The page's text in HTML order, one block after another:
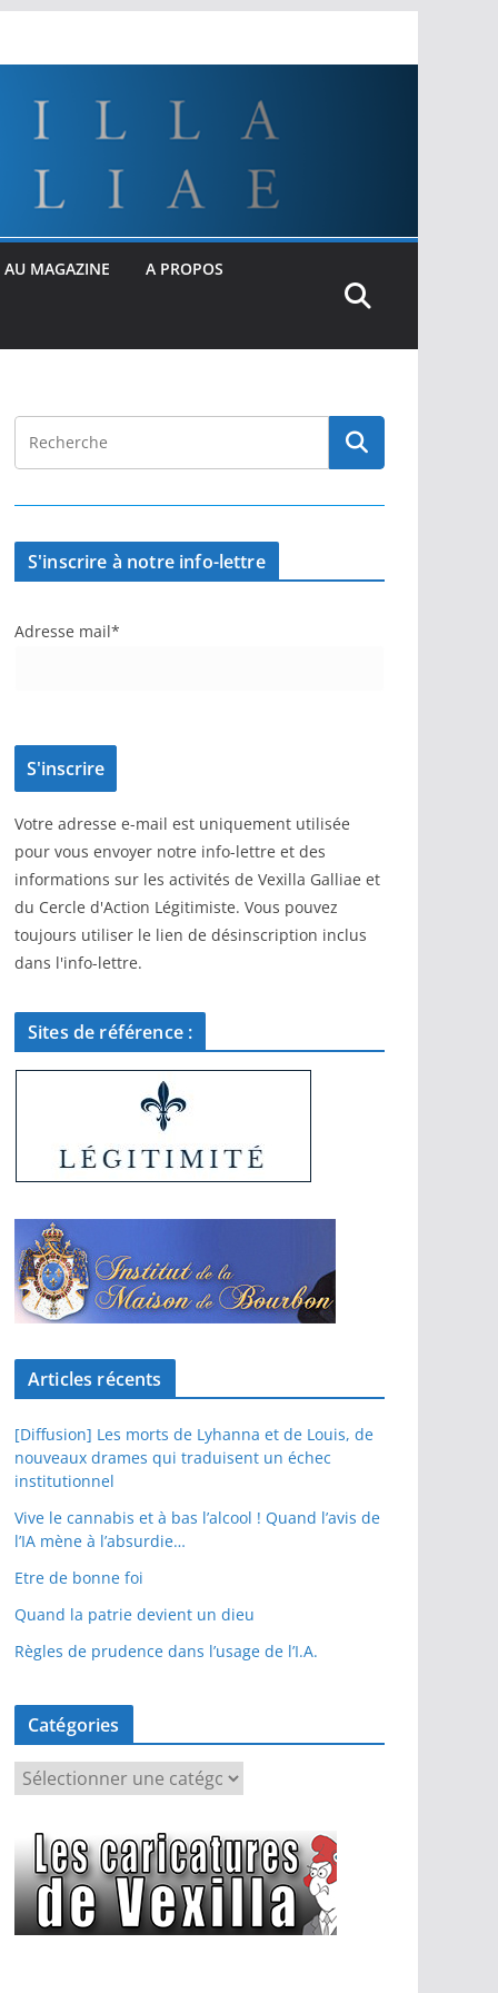
AU MAGAZINE A PROPOS
S'inscrire à notre info-lettre
Adresse mail*
Votre adresse e-mail est uniquement utilisée
pour vous envoyer notre info-lettre et des
informations sur les activités de Vexilla Galliae et
du Cercle d'Action Légitimiste. Vous pouvez
toujours utiliser le lien de désinscription inclus
dans l'info-lettre.
Sites de référence :
Articles récents
[Diffusion] Les morts de Lyhanna et de Louis, de
nouveaux drames qui traduisent un échec
institutionnel
Vive le cannabis et à bas l’alcool ! Quand l’avis de
l’IA mène à l’absurdie…
Etre de bonne foi
Quand la patrie devient un dieu
Règles de prudence dans l’usage de l’I.A.
Catégories
é
g
o
r